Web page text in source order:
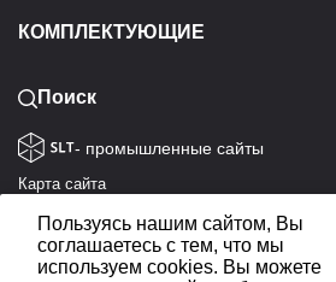
Пользуясь нашим сайтом, Вы
соглашаетесь с тем, что мы
используем cookies. Вы можете
КОМПЛЕКТУЮЩИЕ
Поиск
- промышленные сайты
Карта сайта
Политика конфиденциальности
Согласие на обработку данных
ЭКОТЭП © 1992-2026. Все права защищены